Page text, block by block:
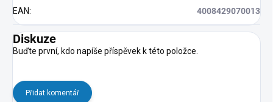
EAN: 4008429070013
Diskuze
Buďte první, kdo napíše příspěvek k této položce.
Přidat komentář